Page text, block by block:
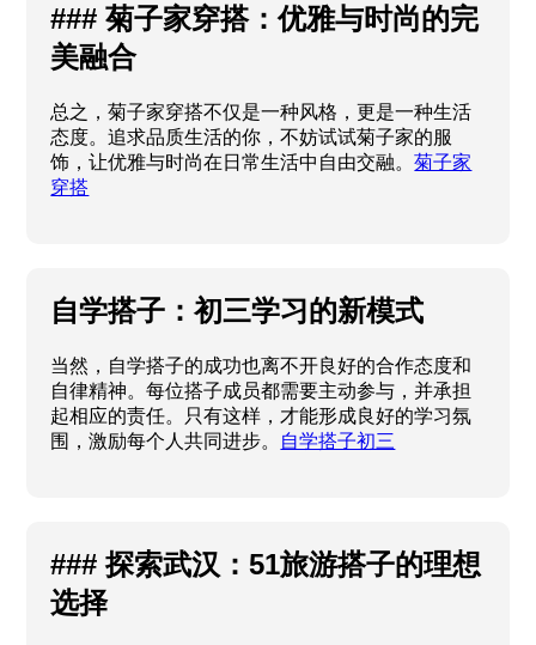
### 菊子家穿搭：优雅与时尚的完
美融合
总之，菊子家穿搭不仅是一种风格，更是一种生活
态度。追求品质生活的你，不妨试试菊子家的服
饰，让优雅与时尚在日常生活中自由交融。菊子家
穿搭
自学搭子：初三学习的新模式
当然，自学搭子的成功也离不开良好的合作态度和
自律精神。每位搭子成员都需要主动参与，并承担
起相应的责任。只有这样，才能形成良好的学习氛
围，激励每个人共同进步。 自学搭子初三
### 探索武汉：51旅游搭子的理想
选择